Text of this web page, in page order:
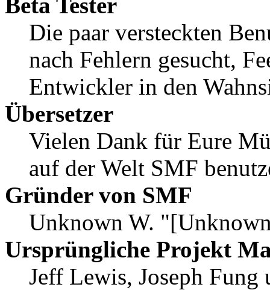
Die paar versteckten
nach Fehlern gesucht,
Entwickler in den
Übersetzer
Vielen Dank für Eure
auf der Welt SMF
Gründer von SMF
Unknown W.
Ursprüngliche Projekt
Jeff Lewis, Joseph